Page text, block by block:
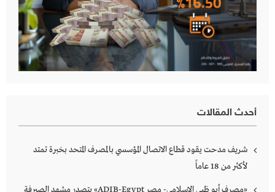
أحدث المقالات
شريف مدحت يقود قطاع الاتصال المؤسسي بالمصرف المتحد بخبرة تمتد
لأكثر من 18 عاماً